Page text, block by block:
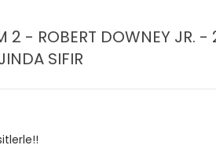
- ROBERT DOWNEY JR. -
SIFIR